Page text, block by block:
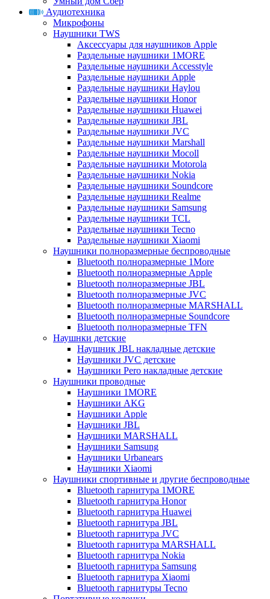
Аудиотехника
Микрофоны
Наушники TWS
Аксессуары для наушников Apple
Раздельные наушники 1MORE
Раздельные наушники Accesstyle
Раздельные наушники Apple
Раздельные наушники Haylou
Раздельные наушники Honor
Раздельные наушники Huawei
Раздельные наушники JBL
Раздельные наушники JVC
Раздельные наушники Marshall
Раздельные наушники Mocoll
Раздельные наушники Motorola
Раздельные наушники Nokia
Раздельные наушники Soundcore
Раздельные наушники Realme
Раздельные наушники Samsung
Раздельные наушники TCL
Раздельные наушники Tecno
Раздельные наушники Xiaomi
Наушники полноразмерные беспроводные
Bluetooth полноразмерные 1More
Bluetooth полноразмерные Apple
Bluetooth полноразмерные JBL
Bluetooth полноразмерные JVC
Bluetooth полноразмерные MARSHALL
Bluetooth полноразмерные Soundcore
Bluetooth полноразмерные TFN
Наушнки детские
Наушник JBL накладные детские
Наушники JVC детские
Наушники Pero накладные детские
Наушники проводные
Наушники 1MORE
Наушники AKG
Наушники Apple
Наушники JBL
Наушники MARSHALL
Наушники Samsung
Наушники Urbanears
Наушники Xiaomi
Наушники спортивные и другие беспроводные
Bluetooth гарнитура 1MORE
Bluetooth гарнитура Honor
Bluetooth гарнитура Huawei
Bluetooth гарнитура JBL
Bluetooth гарнитура JVC
Bluetooth гарнитура MARSHALL
Bluetooth гарнитура Nokia
Bluetooth гарнитура Samsung
Bluetooth гарнитура Xiaomi
Bluetooth гарнитуры Tecno